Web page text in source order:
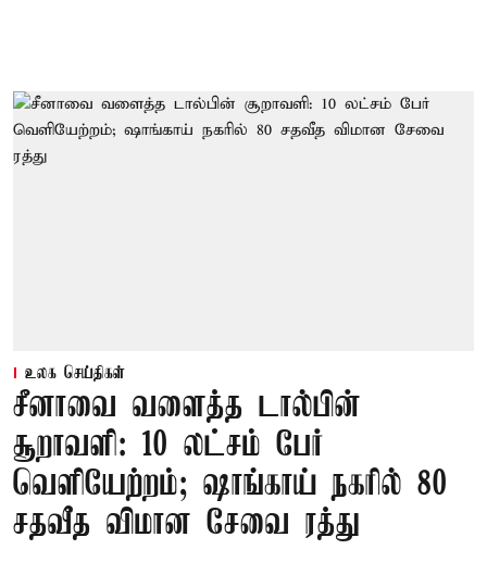
உலக செய்திகள்
சீனாவை வளைத்த டால்பின்
சூறாவளி: 10 லட்சம் பேர்
வெளியேற்றம்; ஷாங்காய் நகரில் 80
சதவீத விமான சேவை ரத்து